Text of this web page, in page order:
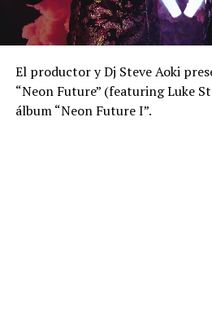
El productor y Dj Steve Aoki
“Neon Future” (featuring Luke
álbum “Neon Future I”.